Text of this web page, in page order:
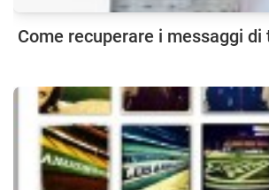
Come recuperare i messaggi di